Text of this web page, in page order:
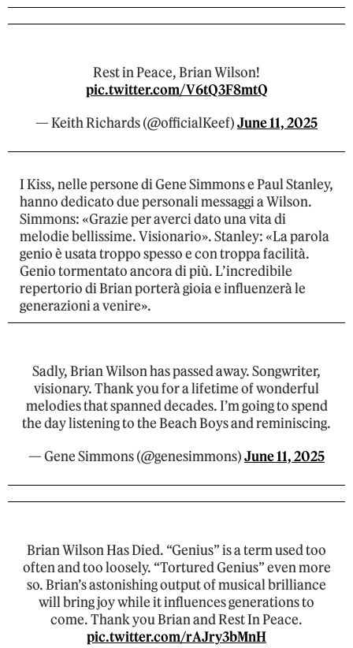
Rest in Peace, Brian Wilson!
pic.twitter.com/V6tQ3F8mtQ
— Keith Richards (@officialKeef)June 11, 2025
I Kiss, nelle persone di Gene Simmons e Paul Stanley,
hanno dedicato due personali messaggi a Wilson.
Simmons: «Grazie per averci dato una vita di
melodie bellissime. Visionario». Stanley: «La parola
genio è usata troppo spesso e con troppa facilità.
Genio tormentato ancora di più. L’incredibile
repertorio di Brian porterà gioia e influenzerà le
generazioni a venire».
Sadly, Brian Wilson has passed away. Songwriter,
visionary. Thank you for a lifetime of wonderful
melodies that spanned decades. I’m going to spend
the day listening to the Beach Boys and reminiscing.
— Gene Simmons (@genesimmons)June 11, 2025
Brian Wilson Has Died. “Genius” is a term used too
often and too loosely. “Tortured Genius” even more
so. Brian’s astonishing output of musical brilliance
will bring joy while it influences generations to
come. Thank you Brian and Rest In Peace.
pic.twitter.com/rAJry3bMnH